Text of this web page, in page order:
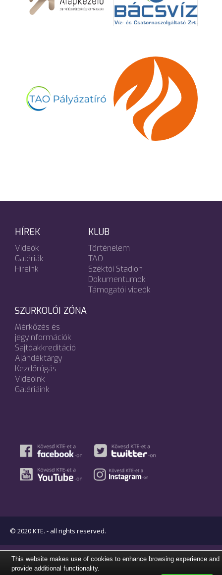
HÍREK
Videók
Galériák
Híreink
KLUB
Történelem
TAO
Széktói Stadion
Dokumentumok
Támogatói videók
SZURKOLÓI ZÓNA
Mérkőzés és
jegyinformációk
Sajtóakkreditáció
Ajándéktárgy
Kezdőrúgás
Videóink
Galériáink
© 2020 KTE. - all rights reserved.
This website makes use of cookies to enhance browsing experience and
provide additional functionality.